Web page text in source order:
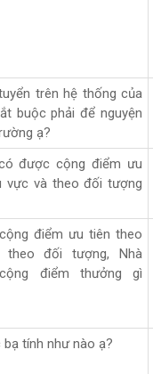
trên hệ thống của
buộc phải để nguyện
ạ?
được cộng điểm ưu
vực và theo đối tượng
điểm ưu tiên theo
đối tượng, Nhà
điểm thưởng gì
tính như nào ạ?